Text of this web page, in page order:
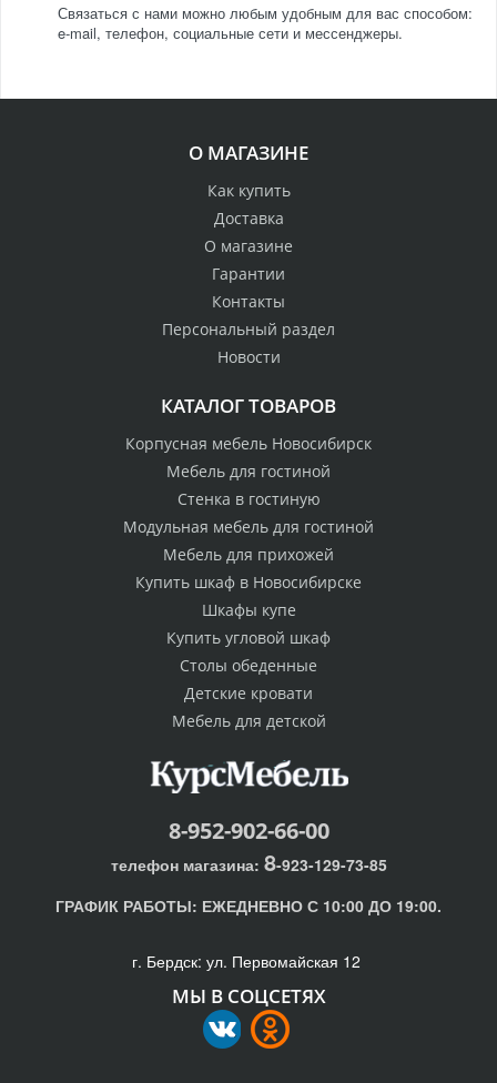
Связаться с нами можно любым удобным для вас способом:
e-mail, телефон, социальные сети и мессенджеры.
О МАГАЗИНЕ
Как купить
Доставка
О магазине
Гарантии
Контакты
Персональный раздел
Новости
КАТАЛОГ ТОВАРОВ
Корпусная мебель Новосибирск
Мебель для гостиной
Стенка в гостиную
Модульная мебель для гостиной
Мебель для прихожей
Купить шкаф в Новосибирске
Шкафы купе
Купить угловой шкаф
Столы обеденные
Детские кровати
Мебель для детской
8-952-902-66-00
телефон магазина: 8-923-129-73-85
ГРАФИК РАБОТЫ: ЕЖЕДНЕВНО С 10:00 ДО 19:00.
г. Бердск: ул. Первомайская 12
МЫ В СОЦСЕТЯХ